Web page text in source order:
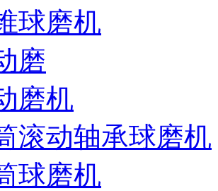
球磨机
磨
磨机
滚动轴承球磨机
球磨机